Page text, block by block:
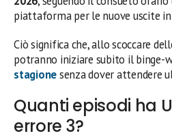
piattaforma per le nuove uscite
Ciò significa che, allo scoccare
potranno iniziare subito il binge-
stagionesenza dover attendere
Quanti episodi ha
errore 3?